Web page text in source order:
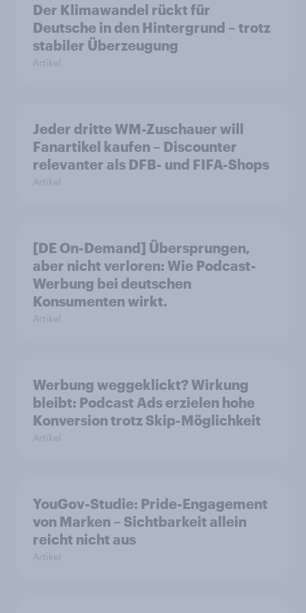
Der Klimawandel rückt für
Deutsche in den Hintergrund – trotz
stabiler Überzeugung
Artikel
Jeder dritte WM-Zuschauer will
Fanartikel kaufen – Discounter
relevanter als DFB- und FIFA-Shops
Artikel
[DE On-Demand] Übersprungen,
aber nicht verloren: Wie Podcast-
Werbung bei deutschen
Konsumenten wirkt.
Artikel
Werbung weggeklickt? Wirkung
bleibt: Podcast Ads erzielen hohe
Konversion trotz Skip-Möglichkeit
Artikel
YouGov-Studie: Pride-Engagement
von Marken – Sichtbarkeit allein
reicht nicht aus
Artikel